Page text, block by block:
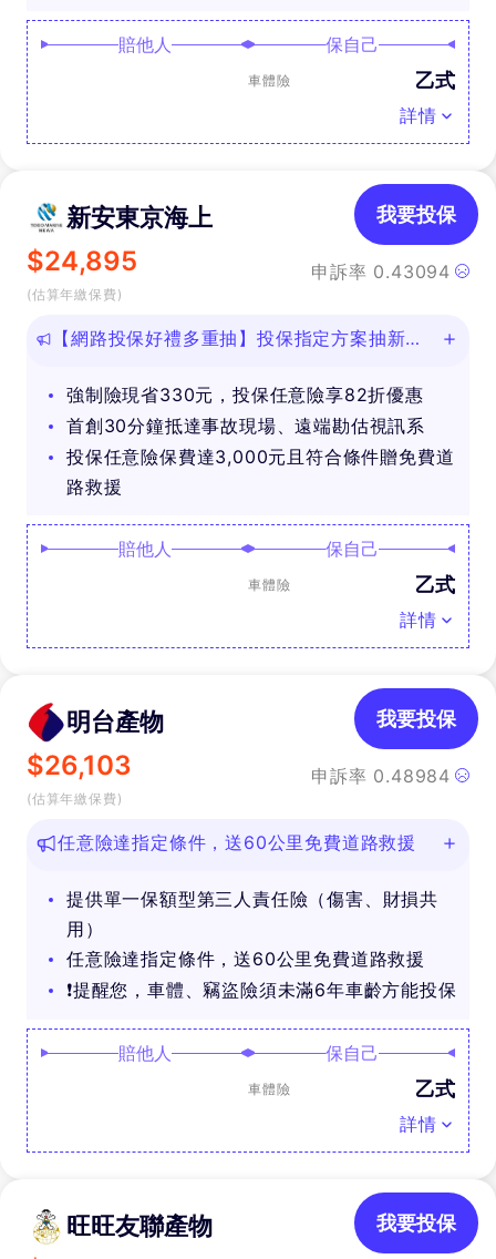
賠他人 保自己
車體險 乙式
詳情
新安東京海上
$24,895
(估算年繳保費)
申訴率 0.43094
我要投保
【網路投保好禮多重抽】投保指定方案抽新款
強制險現省330元，投保任意險享82折優惠
首創30分鐘抵達事故現場、遠端勘估視訊系
投保任意險保費達3,000元且符合條件贈免費道
路救援
賠他人 保自己
車體險 乙式
詳情
明台產物
$26,103
(估算年繳保費)
申訴率 0.48984
我要投保
任意險達指定條件，送60公里免費道路救援
提供單一保額型第三人責任險（傷害、財損共
用）
任意險達指定條件，送60公里免費道路救援
❗提醒您，車體、竊盜險須未滿6年車齡方能投保
賠他人 保自己
車體險 乙式
詳情
旺旺友聯產物 我要投保